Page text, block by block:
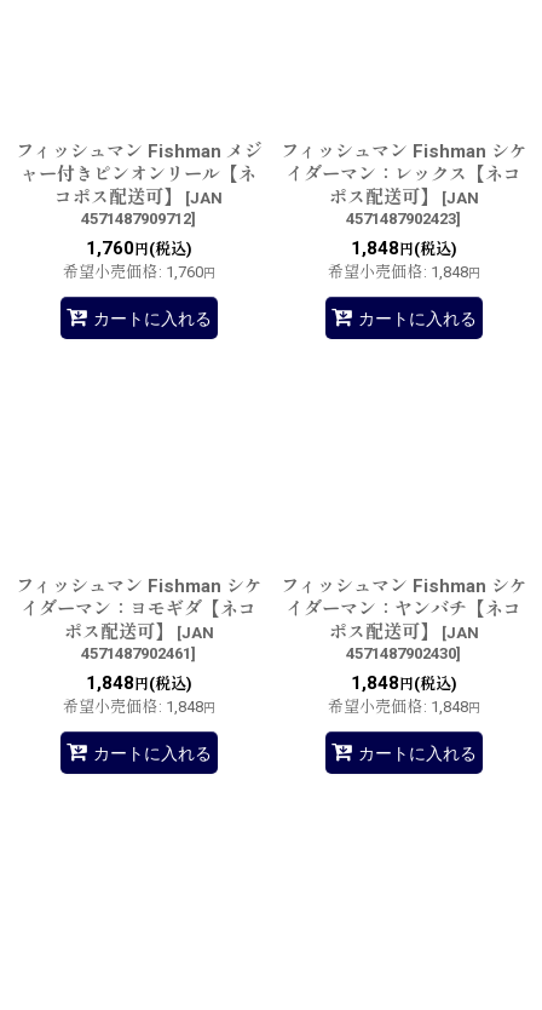
フィッシュマン Fishman メジ
ャー付きピンオンリール【ネ
コポス配送可】
[JAN
4571487909712]
1,760円(税込)
希望小売価格: 1,760円
カートに入れる
フィッシュマン Fishman シケ
イダーマン：レックス【ネコ
ポス配送可】
[JAN
4571487902423]
1,848 円(税込)
希望小売価格: 1,848円
カートに入れる
フィッシュマン Fishman シケ
イダーマン：ヨモギダ【ネコ
ポス配送可】
[JAN
4571487902461]
1,848 円(税込)
希望小売価格: 1,848円
カートに入れる
フィッシュマン Fishman シケ
イダーマン：ヤンバチ【ネコ
ポス配送可】
[JAN
4571487902430]
1,848 円(税込)
希望小売価格: 1,848円
カートに入れる